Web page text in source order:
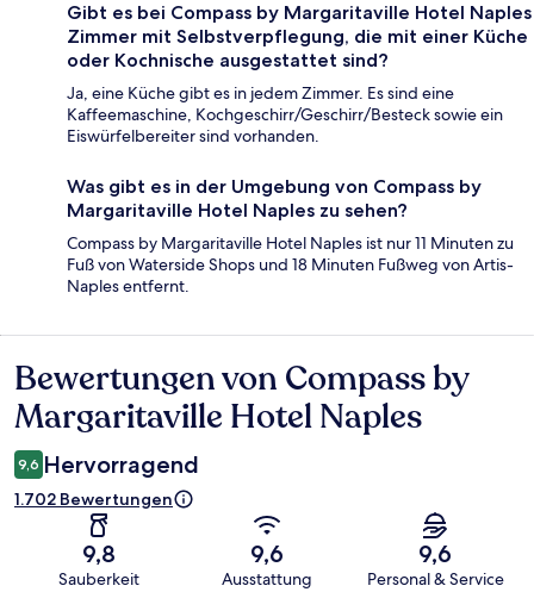
Gibt es bei Compass by Margaritaville Hotel Naples
Zimmer mit Selbstverpflegung, die mit einer Küche
oder Kochnische ausgestattet sind?
Ja, eine Küche gibt es in jedem Zimmer. Es sind eine
Kaffeemaschine, Kochgeschirr/Geschirr/Besteck sowie ein
Eiswürfelbereiter sind vorhanden.
Was gibt es in der Umgebung von Compass by
Margaritaville Hotel Naples zu sehen?
Compass by Margaritaville Hotel Naples ist nur 11 Minuten zu
Fuß von Waterside Shops und 18 Minuten Fußweg von Artis-
Naples entfernt.
Bewertungen
Bewertungen von Compass by
Margaritaville Hotel Naples
9,6 Hervorragend
1.702 Bewertungen
9,8
Sauberkeit
9,6
Ausstattung
9,6
Personal & Service